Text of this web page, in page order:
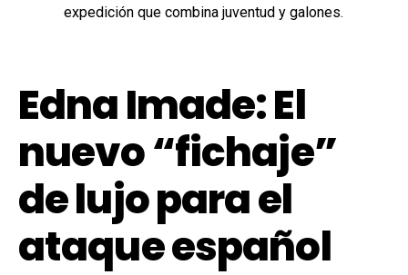
expedición que combina juventud y galones.
Edna Imade: El
nuevo “fichaje”
de lujo para el
ataque español